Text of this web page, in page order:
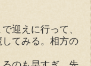
迎えに行って、
てみる。相方の